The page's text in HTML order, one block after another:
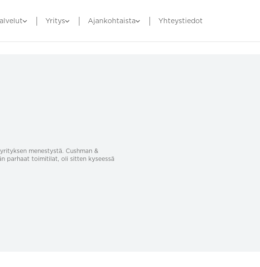
Yritys Ajankohtaista Yhteystiedot
menestystä. Cushman &
parhaat toimitilat, oli sitten kyseessä